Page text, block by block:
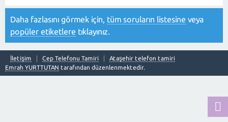
Daha fazlasını görmek için, tüm soruların listesine veya
popüler etiketlere tıklayınız.
İletişim Cep Telefonu Tamiri
Ataşehir telefon tamiri
Emrah YURTTUTAN tarafından düzenlenmektedir.